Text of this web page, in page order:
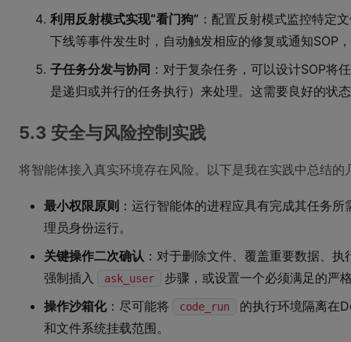
利用反射模式实现“看门狗” ：配置反射模式监控特定
下线等事件发生时，自动触发相应的修复或通知SOP
子任务分发与协同 ：对于复杂任务，可以设计SOP将
是递归或并行的任务执行）来处理。这需要良好的状
5.3 安全与风险控制实践
将智能体接入真实环境存在风险。以下是我在实践中总结的
最小权限原则 ：运行智能体的进程应具有完成其任务
理员身份运行。
关键操作二次确认 ：对于删除文件、覆盖重要数据、
强制插入
ask_user
步骤，或设置一个必须满足的严
操作沙箱化：尽可能将 code_run
的执行环境隔离在
和文件系统挂载范围。